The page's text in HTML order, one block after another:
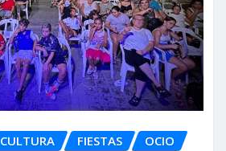
CULTURA FIESTAS OCIO